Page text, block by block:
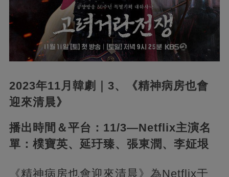
2023年11月韓劇｜3、《精神病房也會
迎來清晨》
播出時間＆平台：11/3—Netflix主演名
單：樸寶英、延玗臻、張東潤、李姃垠
《精神病房也會迎來清晨》為Netflix于